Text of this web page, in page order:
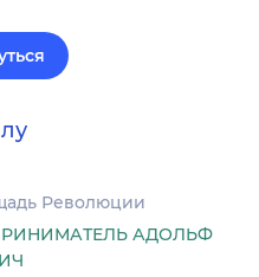
Революции
АДОЛЬФ